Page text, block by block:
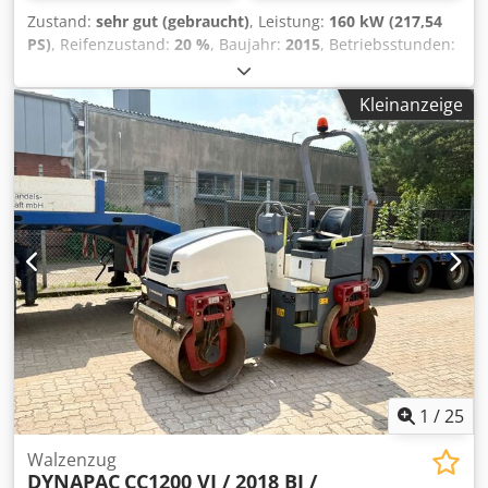
Zustand: sehr gut (gebraucht), Leistung: 160 kW (217,54
PS), Reifenzustand: 20 %, Baujahr: 2015, Betriebsstunden:
Kabine, Klimaanlage
Stampffußwalze Baujahr: 2015 Betriebsstunden: 4.068 std
ROPS Cedey I Uppepfx Ahisrf Klimaanlage Radio
Rückfahrkamera Reifengroße 23.1-26 - ca 40% erhalten
Deutz Motor mit 150 kW CE / EPA Einsatzgewicht: 21 to.
Kleinanzeige
1 /25
Walzenzug
DYNAPAC CC1200 VI / 2018 BJ /